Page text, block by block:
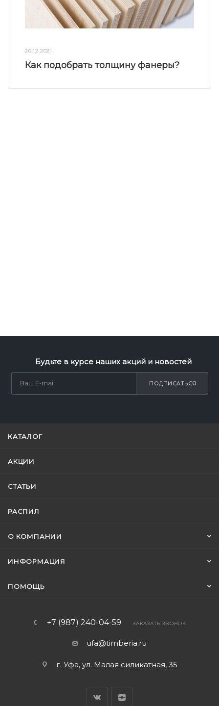
20.12.2021
Как подобрать толщину фанеры?
Будьте в курсе наших акций и новостей
ПОДПИСАТЬСЯ
КАТАЛОГ
АКЦИИ
СТАТЬИ
РАСПИЛ
О КОМПАНИИ
ИНФОРМАЦИЯ
ПОМОЩЬ
+7 (987) 240-04-59 ЗАКАЗАТЬ ЗВОНОК
ufa@timberia.ru
г. Уфа, ул. Малая силикатная, 35